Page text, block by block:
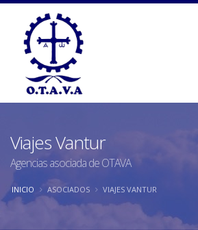
Viajes Vantur
Agencias asociada de OTAVA
INICIO ASOCIADOS VIAJES VANTUR